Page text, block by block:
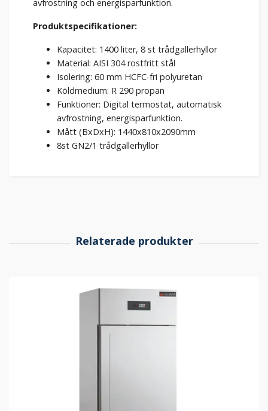
avfrostning och energisparfunktion.
Produktspecifikationer:
Kapacitet: 1400 liter, 8 st trådgallerhyllor
Material: AISI 304 rostfritt stål
Isolering: 60 mm HCFC-fri polyuretan
Köldmedium: R 290 propan
Funktioner: Digital termostat, automatisk
avfrostning, energisparfunktion.
Mått (BxDxH): 1440x810x2090mm
8st GN2/1 trådgallerhyllor